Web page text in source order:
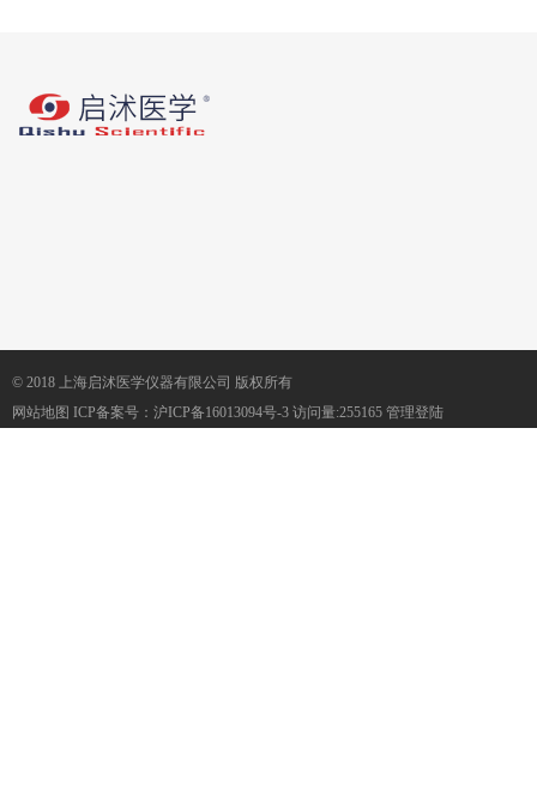
© 2018 上海启沭医学仪器有限公司 版权所有
网站地图 ICP备案号： 沪ICP备16013094号-3 访问量:255165 管理登陆